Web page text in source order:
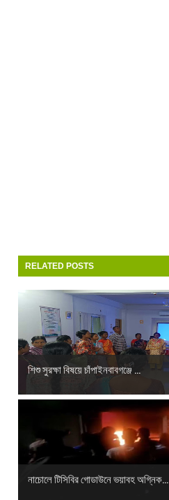
RELATED POSTS
শিশু সুরক্ষা বিষয়ে চাঁপাইনবাবগঞ্জে ...
নাচোলে টিসিবির গোডাউনে ভয়াবহ অগ্নিক...